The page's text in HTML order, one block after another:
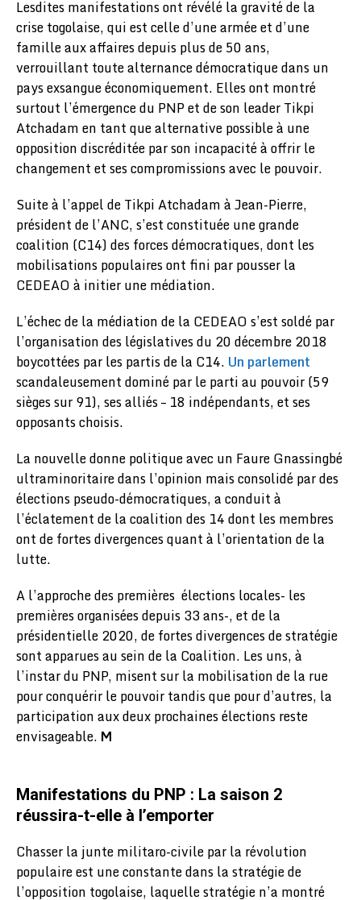
Lesdites manifestations ont révélé la gravité de la
crise togolaise, qui est celle d’une armée et d’une
famille aux affaires depuis plus de 50 ans,
verrouillant toute alternance démocratique dans un
pays exsangue économiquement. Elles ont montré
surtout l’émergence du PNP et de son leader Tikpi
Atchadam en tant que alternative possible à une
opposition discréditée par son incapacité à offrir le
changement et ses compromissions avec le pouvoir.
Suite à l’appel de Tikpi Atchadam à Jean-Pierre,
président de l’ANC, s’est constituée une grande
coalition (C14) des forces démocratiques, dont les
mobilisations populaires ont fini par pousser la
CEDEAO à initier une médiation.
L’échec de la médiation de la CEDEAO s’est soldé par
l’organisation des législatives du 20 décembre 2018
boycottées par les partis de la C14. Un parlement
scandaleusement dominé par le parti au pouvoir (59
sièges sur 91), ses alliés – 18 indépendants, et ses
opposants choisis.
La nouvelle donne politique avec un Faure Gnassingbé
ultraminoritaire dans l’opinion mais consolidé par des
élections pseudo-démocratiques, a conduit à
l’éclatement de la coalition des 14 dont les membres
ont de fortes divergences quant à l’orientation de la
lutte.
A l’approche des premières élections locales- les
premières organisées depuis 33 ans-, et de la
présidentielle 2020, de fortes divergences de stratégie
sont apparues au sein de la Coalition. Les uns, à
l’instar du PNP, misent sur la mobilisation de la rue
pour conquérir le pouvoir tandis que pour d’autres, la
participation aux deux prochaines élections reste
envisageable. M
Manifestations du PNP : La saison 2
réussira-t-elle à l’emporter
Chasser la junte militaro-civile par la révolution
populaire est une constante dans la stratégie de
l’opposition togolaise, laquelle stratégie n’a montré